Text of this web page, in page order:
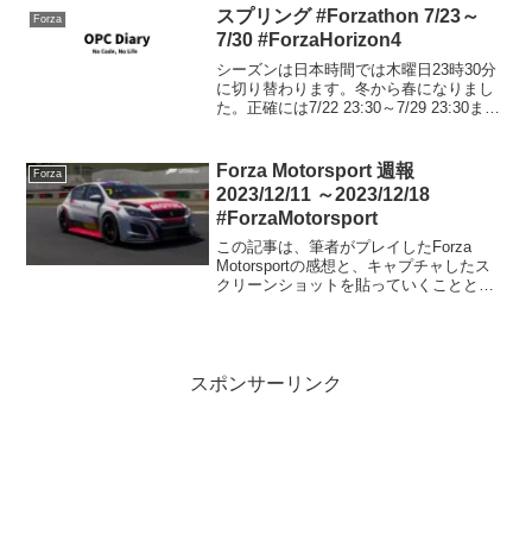
ムで$4.99/€4...
Forza
スプリング #Forzathon 7/23～
7/30 #ForzaHorizon4
シーズンは日本時間では木曜日23時30分
に切り替わります。冬から春になりまし
た。正確には7/22 23:30～7/29 23:30ま
IROC-...
Forza
Forza Motorsport 週報
2023/12/11 ～2023/12/18
#ForzaMotorsport
この記事は、筆者がプレイしたForza
Motorsportの感想と、キャプチャしたス
クリーンショットを貼っていくことと、
スポンサーリンク